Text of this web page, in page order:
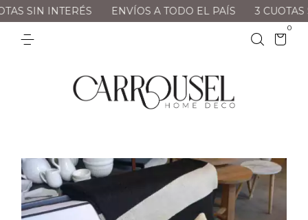
ENVÍOS A TODO EL PAÍS 3 CUOTAS SIN
0